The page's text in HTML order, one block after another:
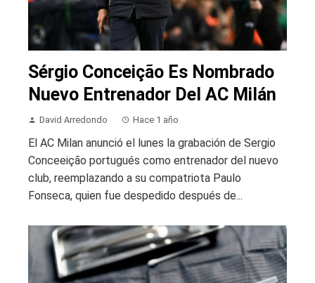
Sérgio Conceição Es Nombrado
Nuevo Entrenador Del AC Milán
David Arredondo Hace 1 año
El AC Milan anunció el lunes la grabación de Sergio
Conceeição portugués como entrenador del nuevo
club, reemplazando a su compatriota Paulo
Fonseca, quien fue despedido después de...